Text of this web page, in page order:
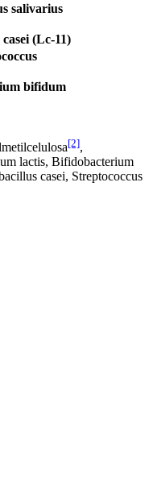
salivarius
(Lc-11)
bifidum
[2],
lactis, Bifidobacterium
casei, Streptococcus